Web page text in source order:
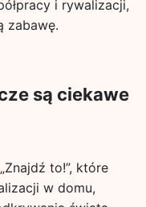
i rywalizacji,
zabawę.
są ciekawe
to!”, które
w domu,